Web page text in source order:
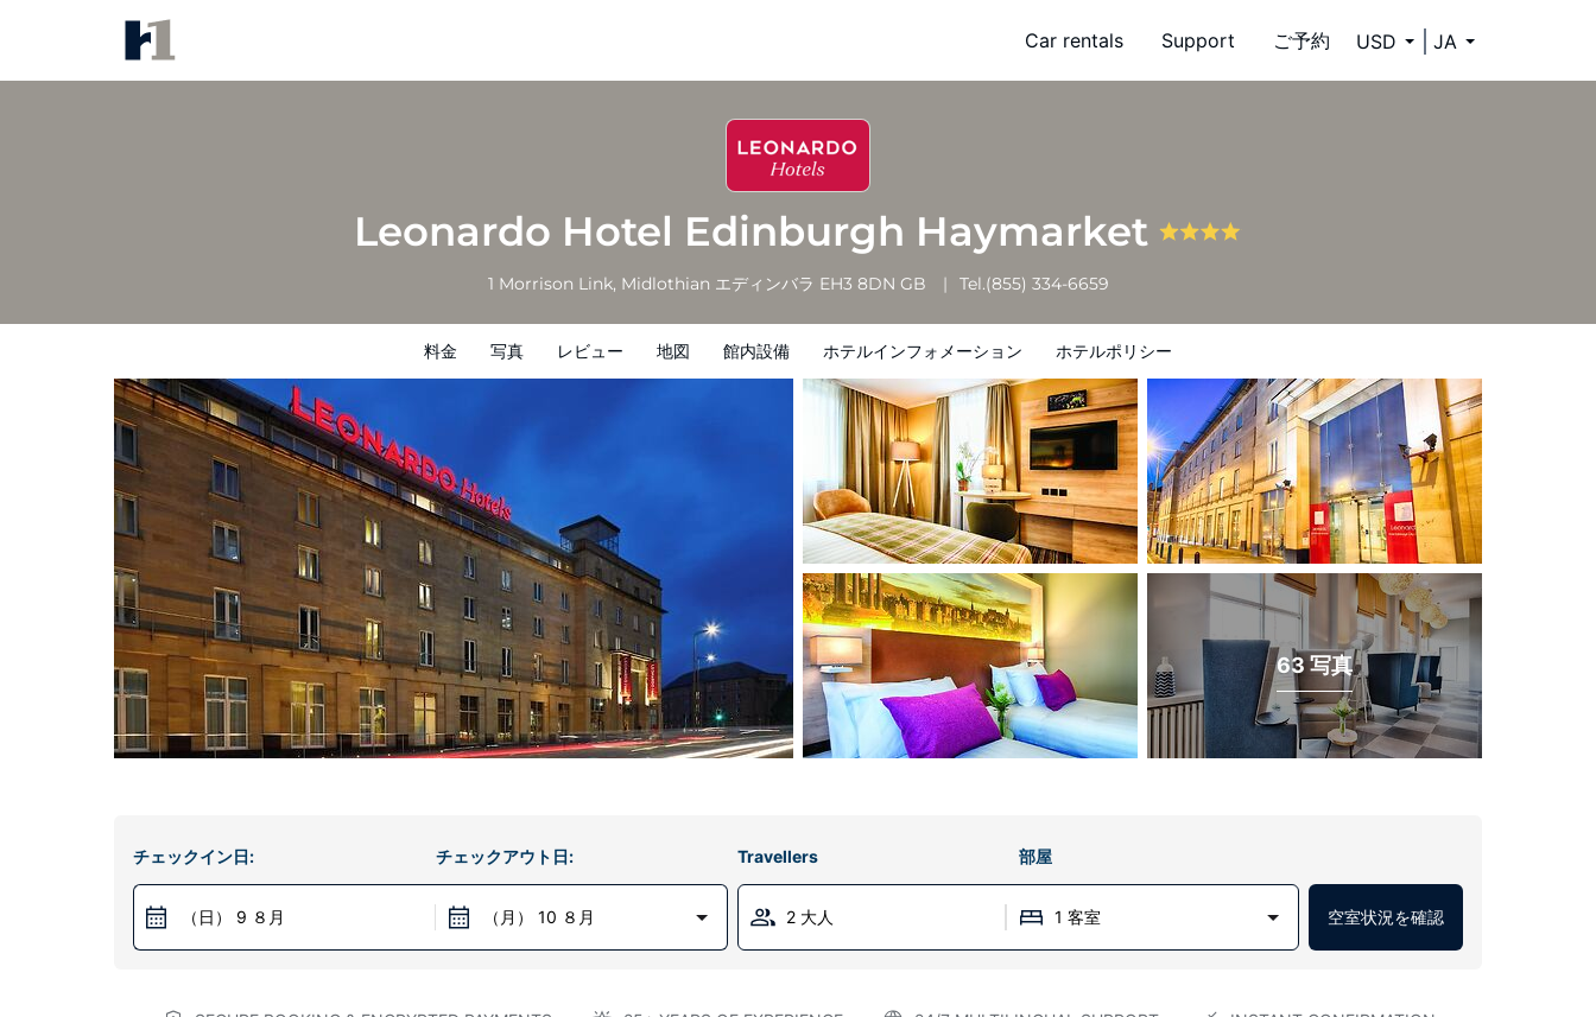
Car rentals Support ご予約 USD JA
Leonardo Hotel Edinburgh Haymarket
1 Morrison Link, Midlothian エディンバラ EH3 8DN GB Tel.(855) 334-6659
料金 写真 レビュー 地図 館内設備 ホテルインフォメーション ホテルポリシー
63 写真
チェックイン日:
（日） 9 ８月
チェックアウト日:
（月） 10 ８月
Travellers 部屋
2 大人 1 客室 空室状況を確認